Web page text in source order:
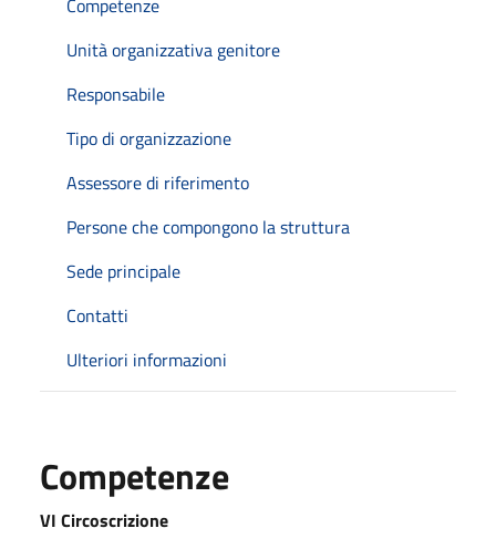
Unità organizzativa genitore
Responsabile
Tipo di organizzazione
Assessore di riferimento
Persone che compongono la struttura
Sede principale
Contatti
Ulteriori informazioni
Competenze
VI Circoscrizione